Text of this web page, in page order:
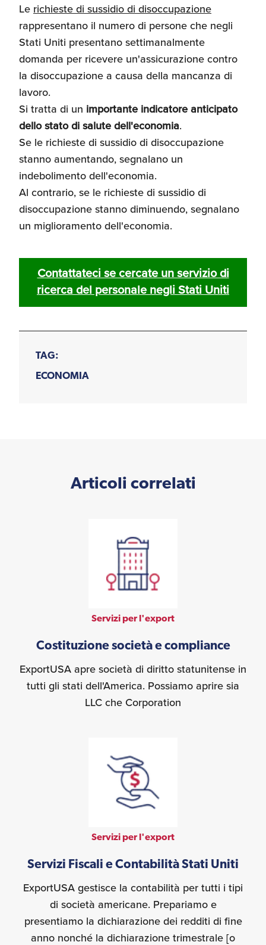
Le richieste di sussidio di disoccupazione
rappresentano il numero di persone che negli
Stati Uniti presentano settimanalmente
domanda per ricevere un'assicurazione contro
la disoccupazione a causa della mancanza di
lavoro.
Si tratta di un importante indicatore anticipato
dello stato di salute dell'economia.
Se le richieste di sussidio di disoccupazione
stanno aumentando, segnalano un
indebolimento dell'economia.
Al contrario, se le richieste di sussidio di
disoccupazione stanno diminuendo, segnalano
un miglioramento dell'economia.
Contattateci se cercate un servizio di
ricerca del personale negli Stati Uniti
TAG:
ECONOMIA
Articoli correlati
Servizi per l'export
Costituzione società e compliance
ExportUSA apre società di diritto statunitense in
tutti gli stati dell'America. Possiamo aprire sia
LLC che Corporation
Servizi per l'export
Servizi Fiscali e Contabilità Stati Uniti
ExportUSA gestisce la contabilità per tutti i tipi
di società americane. Prepariamo e
presentiamo la dichiarazione dei redditi di fine
anno nonché la dichiarazione trimestrale [o